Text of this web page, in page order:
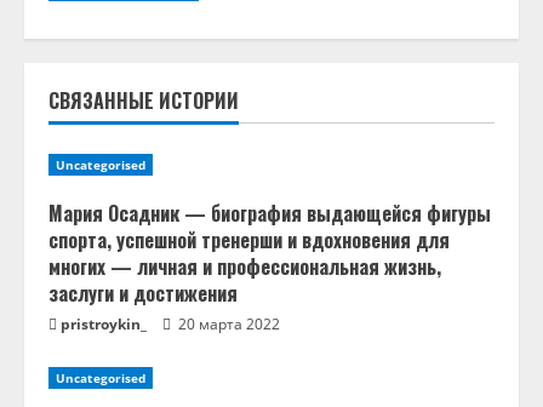
ч
т
е
н
и
е
СВЯЗАННЫЕ ИСТОРИИ
Uncategorised
Мария Осадник — биография выдающейся фигуры
спорта, успешной тренерши и вдохновения для
многих — личная и профессиональная жизнь,
заслуги и достижения
pristroykin_ 20 марта 2022
Uncategorised